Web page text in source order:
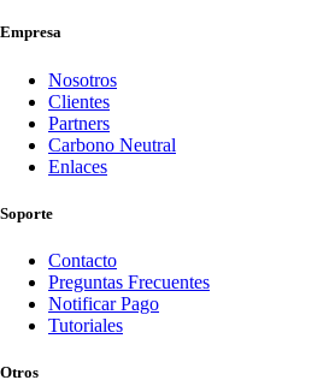
Empresa
Nosotros
Clientes
Partners
Carbono Neutral
Enlaces
Soporte
Contacto
Preguntas Frecuentes
Notificar Pago
Tutoriales
Otros